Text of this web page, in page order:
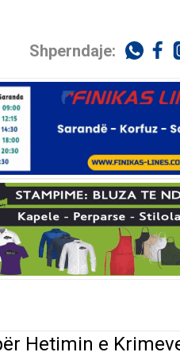
Shperndaje:
Hetimin e